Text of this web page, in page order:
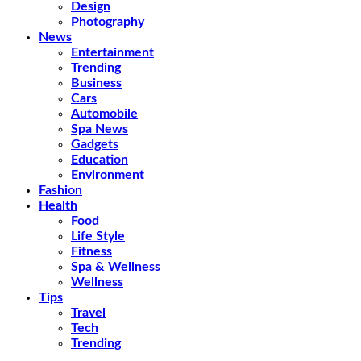
Design
Photography
News
Entertainment
Trending
Business
Cars
Automobile
Spa News
Gadgets
Education
Environment
Fashion
Health
Food
Life Style
Fitness
Spa & Wellness
Wellness
Tips
Travel
Tech
Trending